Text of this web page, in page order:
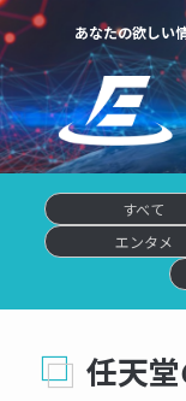
あなたの欲しい
すべて
エンタメ
任天